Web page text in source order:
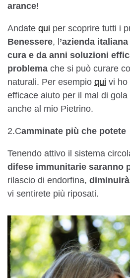
arance!
Andate qui per scoprire tutti i
Benessere, l’azienda
cura e da anni soluzioni
problema che si può curare
naturali. Per esempio qui vi ho
efficace aiuto per il mal di
anche al mio Pietrino.
2.Camminate più che potete
Tenendo attivo il sistema
difese immunitarie saranno
rilascio di endorfina,
vi sentirete più riposati.